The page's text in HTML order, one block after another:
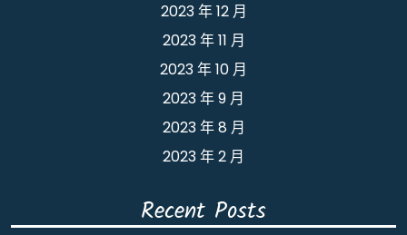
2023 年 12 月
2023 年 11 月
2023 年 10 月
2023 年 9 月
2023 年 8 月
2023 年 2 月
Recent Posts